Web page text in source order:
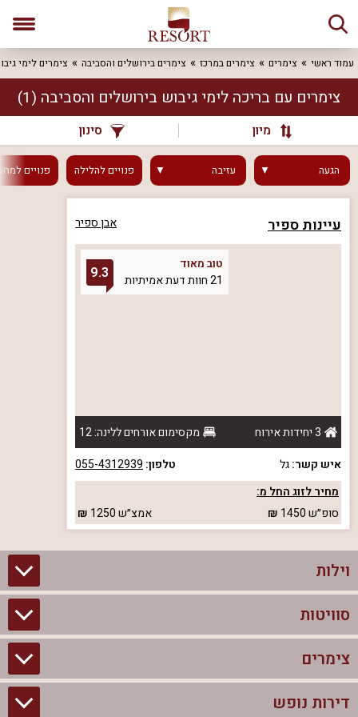
עמוד ראשי צימרים צימרים במרכז צימרים בירושלים והסביבה צימרים לימי
צימרים עם בריכה לימי גיבוש בירושלים והסביבה (1)
מיון סינון
הגעה עזיבה פנוייםלהלילה פנויים
עיינות ספיר אבן ספיר
טוב מאוד
21 חוות דעת אמיתיות
9.3
3 יחידות אירוח
מקסימום אורחים ללינה: 12
איש קשר:גל טלפון: 055-4312939
מחיר לזוג החל מ:
סופ״ש1450 אמצ״ש1250
וילות
וילות בצפון
וילות להשכרה
סוויטות
סוויטות בצפון
צימרים לזוגות עם בריכה פרטית
צימרים
צימרים בצפון
דירות נופש